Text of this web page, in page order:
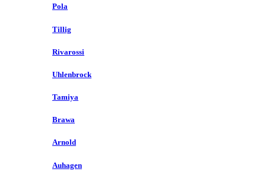
Pola
Tillig
Rivarossi
Uhlenbrock
Tamiya
Brawa
Arnold
Auhagen